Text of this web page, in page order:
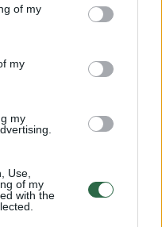
of my
my
my
Use,
of my
with the
plojimais ir švilpimu
pergalei Majamyje